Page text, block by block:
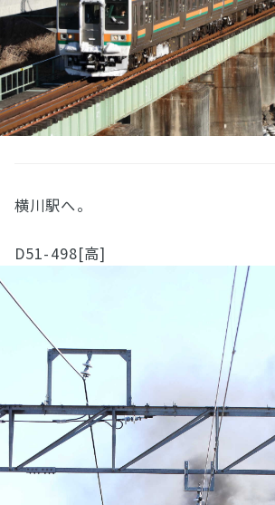
横川駅へ。
D51-498[高]